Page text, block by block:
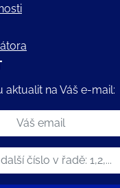
aktualit na Váš e-mail: